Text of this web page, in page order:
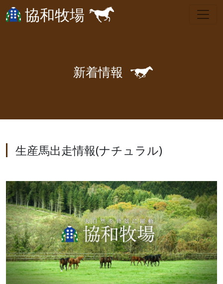
協和牧場
新着情報 🐎
生産馬出走情報(ナチュラル)